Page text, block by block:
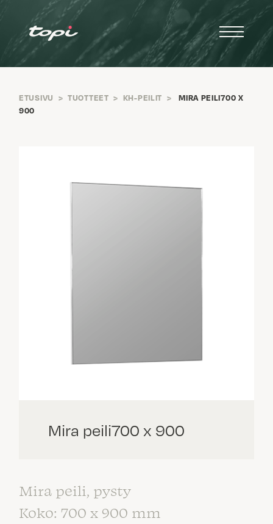
ETUSIVU > TUOTTEET > KH-PEILIT >
MIRA PEILI700 X
900
Mira peili700 x 900
Mira peili, pysty
Koko: 700 x 900 mm